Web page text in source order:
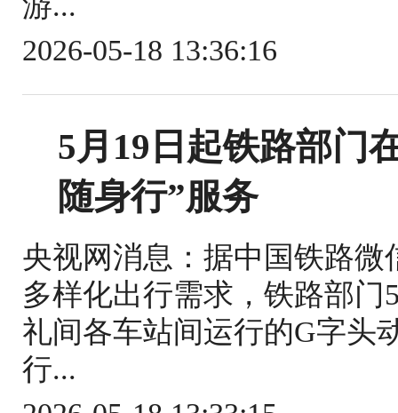
2026-05-18 13:36:16
5月19日起铁路部门
随身行”服务
央视网消息：据中国铁路
多样化出行需求，铁路部门
礼间各车站间运行的G字头
行...